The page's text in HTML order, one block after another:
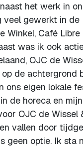
het werk in
veel gewerkt in de
Winkel, Café
was ik ook
OJC de
de achtergrond
ons eigen lokale
de horeca en mijn
OJC de Wissel
vallen door
geen optie. Ik sta